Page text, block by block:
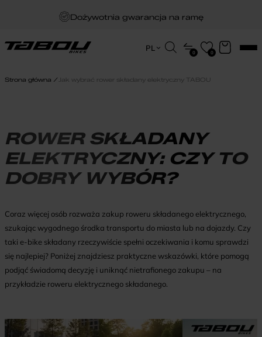
Dożywotnia gwarancja na ramę
Darmowa dostawa
PL
Wyszukiwarka
produktów
0 0
Strona główna Jak wybrać rower składany elektryczny TABOU
ROWER SKŁADANY
ELEKTRYCZNY: CZY TO
DOBRY WYBÓR?
Coraz więcej osób rozważa zakup roweru składanego elektrycznego,
szukając wygodnego środka transportu do miasta lub na dojazdy. Czy
taki e-bike składany rzeczywiście spełni oczekiwania i komu sprawdzi
się najlepiej? Poniżej znajdziesz praktyczne wskazówki, które pomogą
podjąć świadomą decyzję i uniknąć nietrafionego zakupu – na
przykładzie roweru elektrycznego składanego.